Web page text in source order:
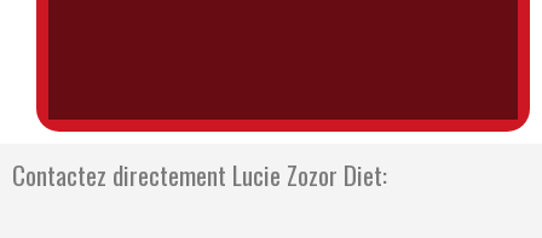
Contactez directement Lucie Zozor Diet: